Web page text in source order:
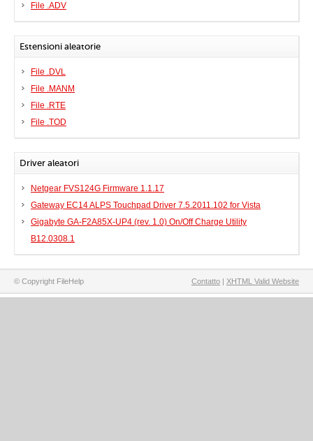
File .ADV
Estensioni aleatorie
File .DVL
File .MANM
File .RTE
File .TOD
Driver aleatori
Netgear FVS124G Firmware 1.1.17
Gateway EC14 ALPS Touchpad Driver 7.5.2011.102 for Vista
Gigabyte GA-F2A85X-UP4 (rev. 1.0) On/Off Charge Utility
B12.0308.1
© Copyright FileHelp Contatto | XHTML Valid Website